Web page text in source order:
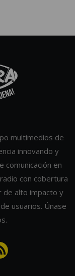
multimedios de
innovando y
comunicación en
con cobertura
de alto impacto y
usuarios. Únase